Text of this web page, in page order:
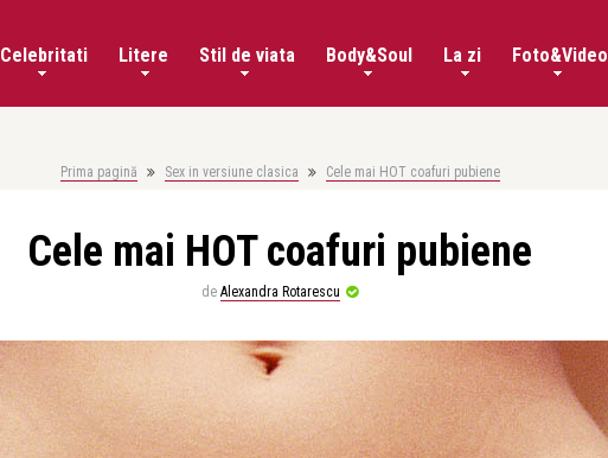
Celebritati Litere Stil de viata Body&Soul La zi Foto&Video
Prima pagină Sex in versiune clasica Cele mai HOT coafuri pubiene
Cele mai HOT coafuri pubiene
de Alexandra Rotarescu